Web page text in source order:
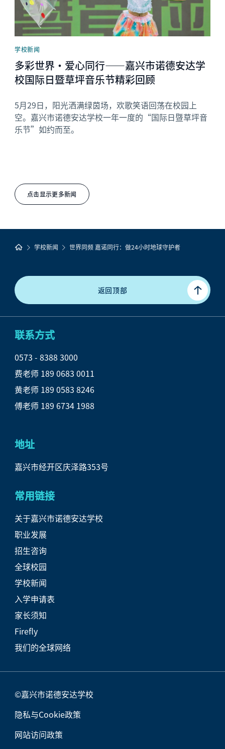
点击显示更多新闻
学校新闻
多彩世界·爱心同行——嘉兴市诺德安达学
校国际日暨草坪音乐节精彩回顾
5月29日，阳光洒满绿茵场，欢歌笑语回荡在校园上
空。嘉兴市诺德安达学校一年一度的“国际日暨草坪音
乐节”如约而至。
学校新闻 世界同频 嘉诺同行：做24小时地球守护者
返回顶部
联系方式
0573 - 8388 3000
费老师 189 0683 0011
黄老师 189 0583 8246
傅老师 189 6734 1988
地址
嘉兴市经开区庆泽路353号
常用链接
关于嘉兴市诺德安达学校
职业发展
招生咨询
全球校园
学校新闻
入学申请表
家长须知
Firefly
我们的全球网络
©嘉兴市诺德安达学校
隐私与Cookie政策
网站访问政策